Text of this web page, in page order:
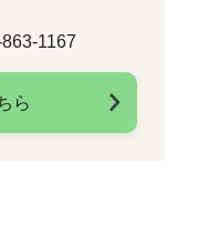
1167
ら